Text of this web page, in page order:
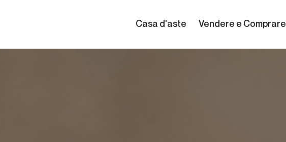
Casa d'aste Vendere e Comprare